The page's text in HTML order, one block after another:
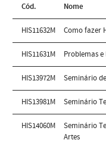
Cód. Nome
HIS11632M Como fazer
HIS11631M Problemas
HIS13972M Seminário
HIS13981M Seminário
HIS14060M
Seminário
Artes